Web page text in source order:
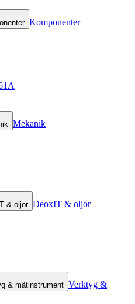
Komponenter
Mekanik
& oljor DeoxIT & oljor
& mätinstrument Verktyg &